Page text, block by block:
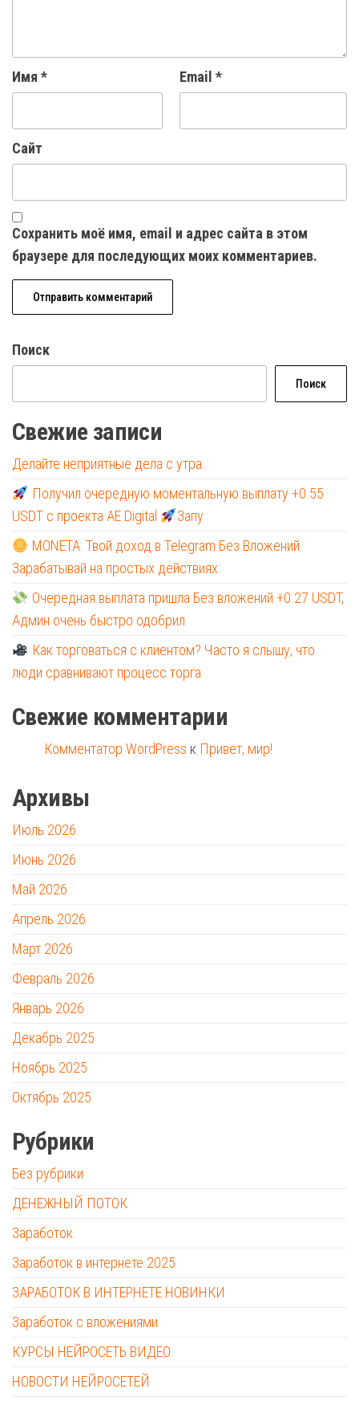
Имя * Email *
Сайт
Сохранить моё имя, email и адрес сайта в этом
браузере для последующих моих комментариев.
Поиск
Поиск
Свежие записи
Делайте неприятные дела с утра.
Получил очередную моментальную выплату +0.55
USDT с проекта AE Digital
Запу
MONETA: Твой доход в Telegram Без Вложений
Зарабатывай на простых действиях:
Очередная выплата пришла Без вложений +0.27 USDT,
Админ очень быстро одобрил
Как торговаться с клиентом? Часто я слышу, что
люди сравнивают процесс торга
Свежие комментарии
Комментатор WordPress к Привет, мир!
Архивы
Июль 2026
Июнь 2026
Май 2026
Апрель 2026
Март 2026
Февраль 2026
Январь 2026
Декабрь 2025
Ноябрь 2025
Октябрь 2025
Рубрики
Без рубрики
ДЕНЕЖНЫЙ ПОТОК
Заработок
Заработок в интернете 2025
ЗАРАБОТОК В ИНТЕРНЕТЕ НОВИНКИ
Заработок с вложениями
КУРСЫ НЕЙРОСЕТЬ ВИДЕО
НОВОСТИ НЕЙРОСЕТЕЙ